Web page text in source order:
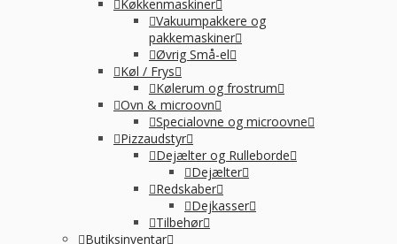
Køkkenmaskiner
Vakuumpakkere og
pakkemaskiner
Øvrig Små-el
Køl / Frys
Kølerum og frostrum
Ovn & microovn
Specialovne og microovne
Pizzaudstyr
Dejælter og Rulleborde
Dejælter
Redskaber
Dejkasser
Tilbehør
Butiksinventar